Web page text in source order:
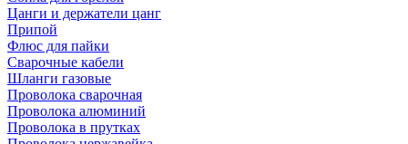
Цанги и держатели цанг
Припой
Флюс для пайки
Сварочные кабели
Шланги газовые
Проволока сварочная
Проволока алюминий
Проволока в прутках